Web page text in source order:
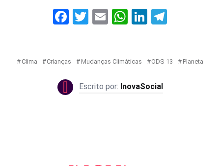
Facebook
Twitter
EmailWhatsApp
LinkedIn
Clima Crianças Mudanças Climáticas ODS 13 Planeta
InovaSocial